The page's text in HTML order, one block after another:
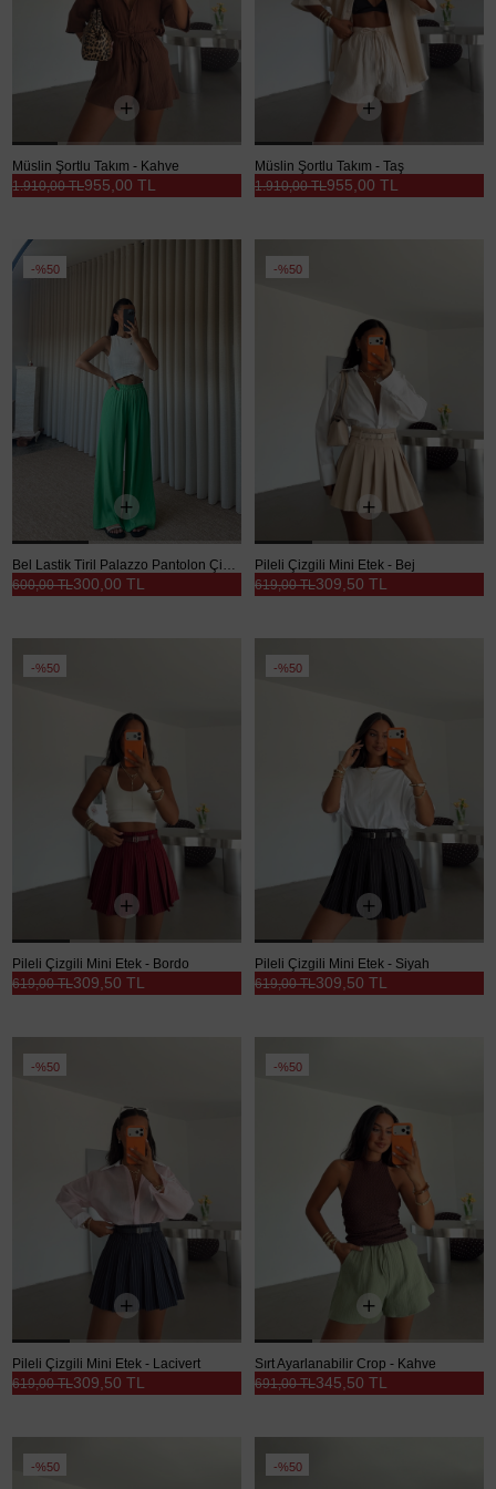
Müslin Şortlu Takım - Kahve
955,00 TL
1.910,00 TL
Müslin Şortlu Takım - Taş
955,00 TL
1.910,00 TL
%50
Bel Lastik Tiril Palazzo Pantolon Çimen Yeşili - Çimen Yeşili
300,00 TL
600,00 TL
%50
Pileli Çizgili Mini Etek - Bej
309,50 TL
619,00 TL
%50
Pileli Çizgili Mini Etek - Bordo
309,50 TL
619,00 TL
%50
Pileli Çizgili Mini Etek - Siyah
309,50 TL
619,00 TL
%50
Pileli Çizgili Mini Etek - Lacivert
309,50 TL
619,00 TL
%50
Sırt Ayarlanabilir Crop - Kahve
345,50 TL
691,00 TL
%50 %50